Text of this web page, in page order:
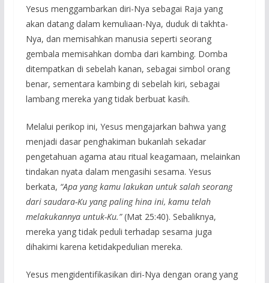
Yesus menggambarkan diri-Nya sebagai Raja yang
akan datang dalam kemuliaan-Nya, duduk di takhta-
Nya, dan memisahkan manusia seperti seorang
gembala memisahkan domba dari kambing. Domba
ditempatkan di sebelah kanan, sebagai simbol orang
benar, sementara kambing di sebelah kiri, sebagai
lambang mereka yang tidak berbuat kasih.
Melalui perikop ini, Yesus mengajarkan bahwa yang
menjadi dasar penghakiman bukanlah sekadar
pengetahuan agama atau ritual keagamaan, melainkan
tindakan nyata dalam mengasihi sesama. Yesus
berkata, “Apa yang kamu lakukan untuk salah seorang
dari saudara-Ku yang paling hina ini, kamu telah
melakukannya untuk-Ku.”(Mat 25:40). Sebaliknya,
mereka yang tidak peduli terhadap sesama juga
dihakimi karena ketidakpedulian mereka.
Yesus mengidentifikasikan diri-Nya dengan orang yang